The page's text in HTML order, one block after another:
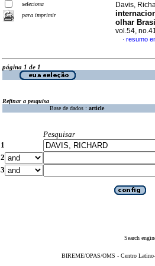
seleciona
para imprimir
Davis,
olhar
vol.54,
· resumo
página 1 de 1
Refinar a pesquisa
Base de dados : article
Pesquisar
1
2
3
Search
BIREME/OPAS/OMS - Centro Latino-